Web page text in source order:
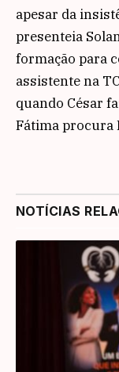
apesar da
presenteia
formação para
assistente na
quando César
Fátima procura
NOTÍCIAS